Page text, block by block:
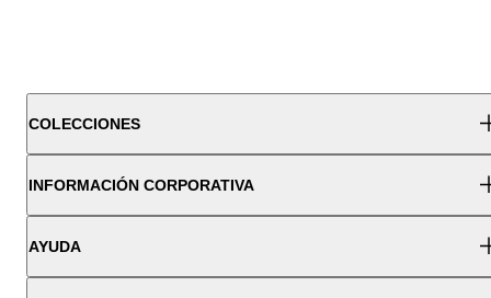
COLECCIONES
INFORMACIÓN CORPORATIVA
AYUDA